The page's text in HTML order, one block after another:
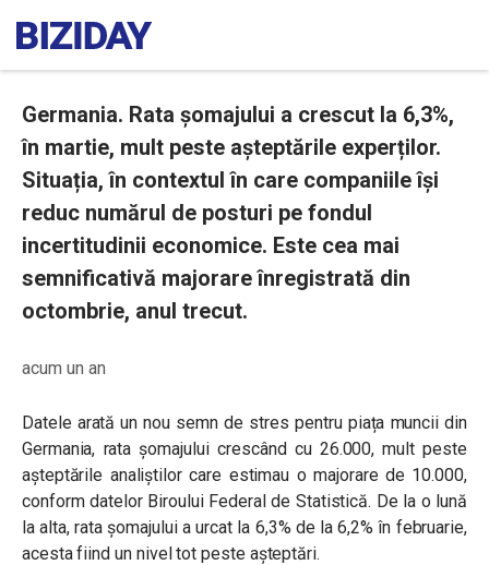
Germania. Rata șomajului a crescut la 6,3%,
în martie, mult peste așteptările experților.
Situația, în contextul în care companiile își
reduc numărul de posturi pe fondul
incertitudinii economice. Este cea mai
semnificativă majorare înregistrată din
octombrie, anul trecut.
acum un an
Datele arată un nou semn de stres pentru piața muncii din
Germania, rata șomajului crescând cu 26.000, mult peste
așteptările analiștilor care estimau o majorare de 10.000,
conform datelor Biroului Federal de Statistică. De la o lună
la alta, rata șomajului a urcat la 6,3% de la 6,2% în februarie,
acesta fiind un nivel tot peste așteptări.